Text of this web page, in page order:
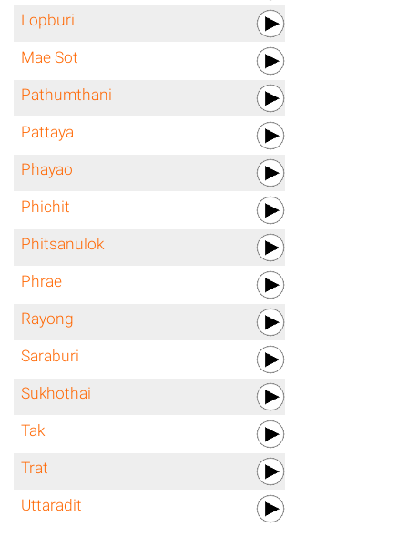
Lopburi
Mae Sot
Pathumthani
Pattaya
Phayao
Phichit
Phitsanulok
Phrae
Rayong
Saraburi
Sukhothai
Tak
Trat
Uttaradit